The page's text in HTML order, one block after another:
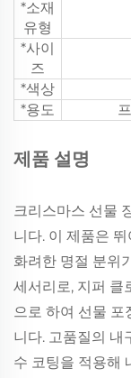
*소재
유형
*사이
즈
*색상
*용도
제품 설명
크리스마스 선물
니다. 이 제품은
화려한 명절 분위
세서리로, 지퍼 클
으로 하여 선물 포
니다. 고품질의 내
수 코팅을 적용해